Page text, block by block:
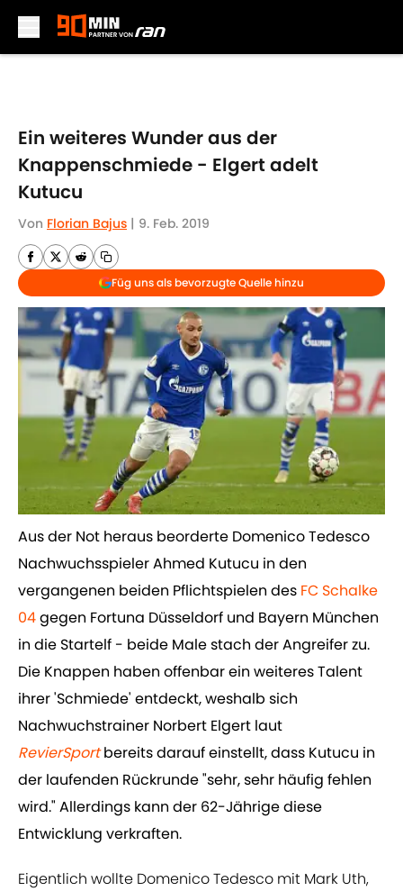
Ein weiteres Wunder aus der
Knappenschmiede - Elgert adelt
Kutucu
Von Florian Bajus | 9. Feb. 2019
Füg uns als bevorzugte Quelle hinzu
Aus der Not heraus beorderte Domenico Tedesco
Nachwuchsspieler Ahmed Kutucu in den
vergangenen beiden Pflichtspielen des ​FC Schalke
04gegen Fortuna Düsseldorf und Bayern München
in die Startelf - beide Male stach der Angreifer zu.
Die Knappen haben offenbar ein weiteres Talent
ihrer 'Schmiede' entdeckt, weshalb sich
Nachwuchstrainer Norbert Elgert laut
RevierSportbereits darauf einstellt, dass Kutucu in
der laufenden Rückrunde "sehr, sehr häufig fehlen
wird." Allerdings kann der 62-Jährige diese
Entwicklung verkraften.
Eigentlich wollte Domenico Tedesco mit Mark Uth,